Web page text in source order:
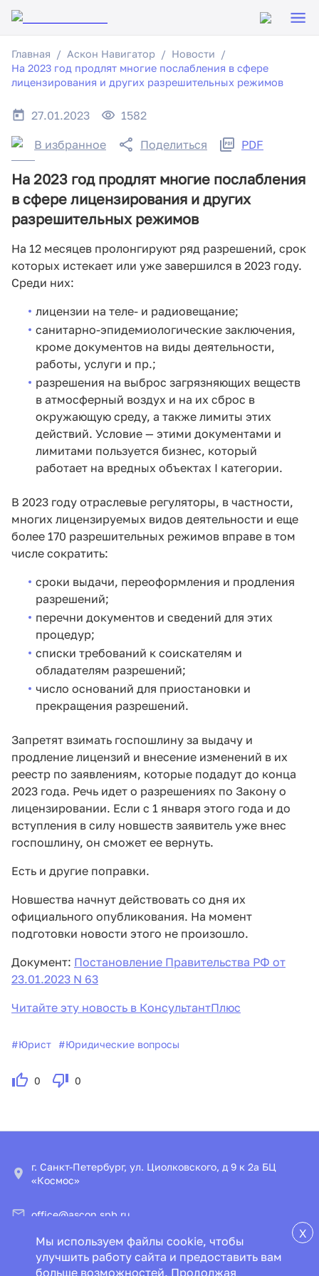
Главная Аскон Навигатор
Новости
На 2023 год продлят многие послабления в сфере
лицензирования и других разрешительных режимов
27.01.2023 1582
В избранное Поделиться PDF
На 2023 год продлят многие послабления
в сфере лицензирования и других
разрешительных режимов
На 12 месяцев пролонгируют ряд разрешений, срок
которых истекает или уже завершился в 2023 году.
Среди них:
лицензии на теле- и радиовещание;
санитарно-эпидемиологические заключения,
кроме документов на виды деятельности,
работы, услуги и пр.;
разрешения на выброс загрязняющих веществ
в атмосферный воздух и на их сброс в
окружающую среду, а также лимиты этих
действий. Условие — этими документами и
лимитами пользуется бизнес, который
работает на вредных объектах I категории.
В 2023 году отраслевые регуляторы, в частности,
многих лицензируемых видов деятельности и еще
более 170 разрешительных режимов вправе в том
числе сократить:
сроки выдачи, переоформления и продления
разрешений;
перечни документов и сведений для этих
процедур;
списки требований к соискателям и
обладателям разрешений;
число оснований для приостановки и
прекращения разрешений.
Запретят взимать госпошлину за выдачу и
продление лицензий и внесение изменений в их
реестр по заявлениям, которые подадут до конца
2023 года. Речь идет о разрешениях по Закону о
лицензировании. Если с 1 января этого года и до
вступления в силу новшеств заявитель уже внес
госпошлину, он сможет ее вернуть.
Есть и другие поправки.
Новшества начнут действовать со дня их
официального опубликования. На момент
подготовки новости этого не произошло.
Документ: Постановление Правительства РФ от
23.01.2023 N 63
Читайте эту новость в КонсультантПлюс
#Юрист #Юридические вопросы
0 0
X
Мы используем файлы cookie, чтобы
улучшить работу сайта и предоставить вам
больше возможностей. Продолжая
г. Санкт-Петербург, ул. Циолковского, д 9 к 2а БЦ
«Космос»
office@ascon.spb.ru
© ООО «ИПЦ «Консультант+Аскон»
Пользовательское соглашение